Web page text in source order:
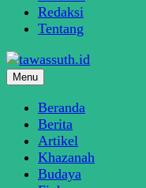
Redaksi
Tentang
SINDIKASI MEDIA
Menu
Beranda
Berita
Artikel
Khazanah
Budaya